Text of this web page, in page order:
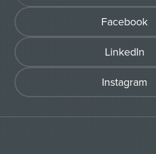
Facebook
LinkedIn
Instagram